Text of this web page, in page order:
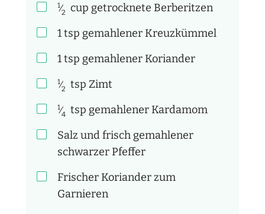
1⁄2 cup getrocknete Berberitzen
1tsp gemahlener Kreuzkümmel
1tsp gemahlener Koriander
1⁄2 tsp Zimt
1⁄4 tsp gemahlener Kardamom
Salz und frisch gemahlener
schwarzer Pfeffer
Frischer Koriander zum
Garnieren